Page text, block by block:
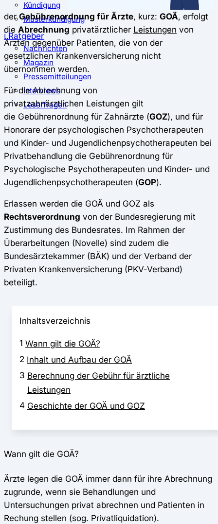
Kündigung
Musterkündigung
ℹ Ratgeber
Nachrichten
Magazin
Pressemitteilungen
Interviews
Leserfragen
derGebührenordnung für Ärzte, kurz: GOÄ, erfolgt
die Abrechnung privatärztlicher Leistungen von
Ärzten gegenüber Patienten, die von der
gesetzlichen Krankenversicherung nicht
übernommen werden.
Für die Abrechnung von
privatzahnärztlichen Leistungen gilt
die Gebührenordnung für Zahnärzte (GOZ), und für
Honorare der psychologischen Psychotherapeuten
und Kinder- und Jugendlichenpsychotherapeuten bei
Privatbehandlung die Gebührenordnung für
Psychologische Psychotherapeuten und Kinder- und
Jugendlichenpsychotherapeuten (GOP).
Erlassen werden die GOÄ und GOZ als
Rechtsverordnung von der Bundesregierung mit
Zustimmung des Bundesrates. Im Rahmen der
Überarbeitungen (Novelle) sind zudem die
Bundesärztekammer (BÄK) und der Verband der
Privaten Krankenversicherung (PKV-Verband)
beteiligt.
Inhaltsverzeichnis
1 Wann gilt die GOÄ?
2 Inhalt und Aufbau der GOÄ
3 Berechnung der Gebühr für ärztliche
Leistungen
4 Geschichte der GOÄ und GOZ
Wann gilt die GOÄ?
Ärzte legen die GOÄ immer dann für ihre Abrechnung
zugrunde, wenn sie Behandlungen und
Untersuchungen privat abrechnen und Patienten in
Rechung stellen (sog. Privatliquidation).